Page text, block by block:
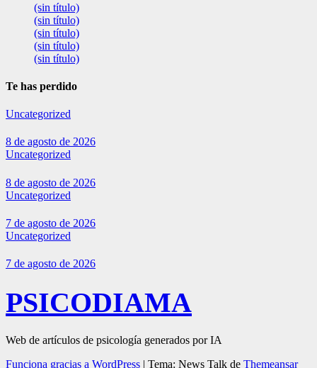
(sin título)
(sin título)
(sin título)
(sin título)
(sin título)
Te has perdido
Uncategorized
8 de agosto de 2026
Uncategorized
8 de agosto de 2026
Uncategorized
7 de agosto de 2026
Uncategorized
7 de agosto de 2026
PSICODIAMA
Web de artículos de psicología generados por IA
Funciona gracias a WordPress | Tema: News Talk de Themeansar